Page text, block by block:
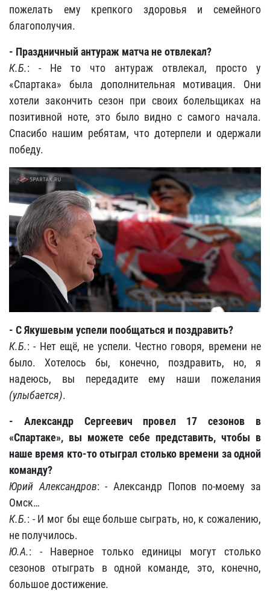
пожелать ему крепкого здоровья и семейного
благополучия.
- Праздничный антураж матча не отвлекал?
К.Б.: - Не то что антураж отвлекал, просто у
«Спартака» была дополнительная мотивация. Они
хотели закончить сезон при своих болельщиках на
позитивной ноте, это было видно с самого начала.
Спасибо нашим ребятам, что дотерпели и одержали
победу.
- С Якушевым успели пообщаться и поздравить?
К.Б.: - Нет ещё, не успели. Честно говоря, времени не
было. Хотелось бы, конечно, поздравить, но, я
надеюсь, вы передадите ему наши пожелания
(улыбается).
- Александр Сергеевич провел 17 сезонов в
«Спартаке», вы можете себе представить, чтобы в
наше время кто-то отыграл столько времени за одной
команду?
Юрий Александров: - Александр Попов по-моему за
Омск…
К.Б.: - И мог бы еще больше сыграть, но, к сожалению,
не получилось.
Ю.А.: - Наверное только единицы могут столько
сезонов отыграть в одной команде, это, конечно,
большое достижение.